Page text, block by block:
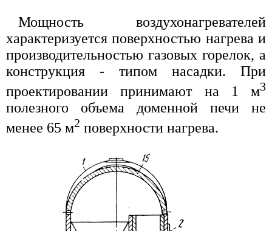
Мощность воздухонагревателей
характеризуется поверхностью нагрева и
производительностью газовых горелок, а
конструкция - типом насадки. При
проектировании принимают на 1 м3
полезного объема доменной печи не
менее 65 м2 поверхности нагрева.